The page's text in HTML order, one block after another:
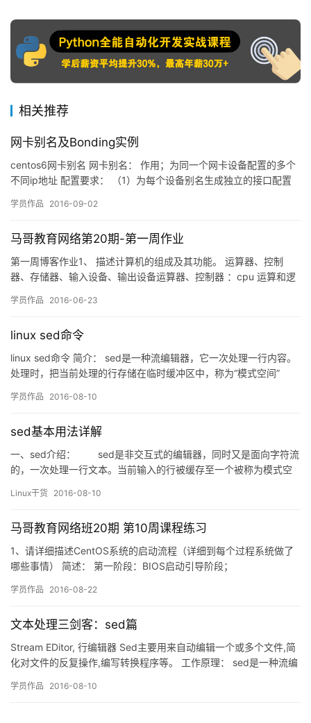
相关推荐
网卡别名及Bonding实例
centos6网卡别名 网卡别名： 作用；为同一个网卡设备配置的多个
不同ip地址 配置要求： （1）为每个设备别名生成独立的接口配置
学员作品 2016-09-02
马哥教育网络第20期-第一周作业
第一周博客作业1、 描述计算机的组成及其功能。 运算器、控制
器、存储器、输入设备、输出设备运算器、控制器 ：cpu 运算和逻
机交互设备和界面 2、 按系列罗列Linux的发行版，并描述不同发行
列: …
学员作品 2016-06-23
linux sed命令
linux sed命令 简介： sed是一种流编辑器，它一次处理一行内容。
处理时，把当前处理的行存储在临时缓冲区中，称为“模式空间”
成后，把缓冲区的内容送往屏幕。接着处理下一行，这样不断重
输出。Sed主要用来自动编辑一个或多个文件…
学员作品 2016-08-10
sed基本用法详解
一、sed介绍： sed是非交互式的编辑器，同时又是面向字符流
的，一次处理一行文本。当前输入的行被缓存至一个被称为模式空
匹配，则将内容输出至屏幕，之后读取第二行；若匹配，则执行编
Linux干货 2016-08-10
马哥教育网络班20期 第10周课程练习
1、请详细描述CentOS系统的启动流程（详细到每个过程系统做了
哪些事情） 简述： 第一阶段：BIOS启动引导阶段；
学员作品 2016-08-22
文本处理三剑客：sed篇
Stream EDitor, 行编辑器 Sed主要用来自动编辑一个或多个文件,简
化对文件的反复操作,编写转换程序等。 工作原理： sed是一种流编
模式空间，然后根据sed的编辑命令对其进行响应的操作，处理完成
学员作品 2016-08-10